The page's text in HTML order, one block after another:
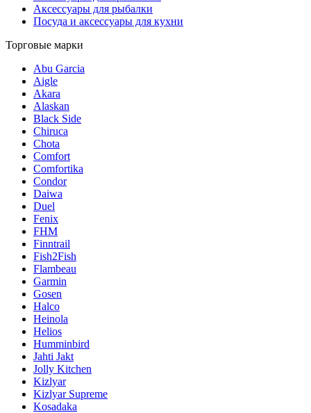
Аксессуары для рыбалки
Посуда и аксессуары для кухни
Торговые марки
Abu Garcia
Aigle
Akara
Alaskan
Black Side
Chiruca
Chota
Comfort
Comfortika
Condor
Daiwa
Duel
Fenix
FHM
Finntrail
Fish2Fish
Flambeau
Garmin
Gosen
Halco
Heinola
Helios
Humminbird
Jahti Jakt
Jolly Kitchen
Kizlyar
Kizlyar Supreme
Kosadaka